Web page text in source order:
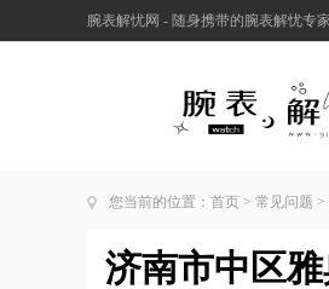
腕表解忧网 - 随身携带的腕表解忧专家
您当前的位置： 首页 > 常见问题 >
济南市中区雅